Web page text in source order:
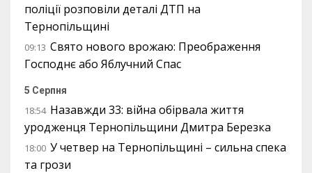
поліції розповіли деталі ДТП на
Тернопільщині
09:13 Свято нового врожаю: Преображення
Господнє або Яблучний Спас
5 Серпня
18:54 Назавжди 33: війна обірвала життя
уродженця Тернопільщини Дмитра Березка
18:00 У четвер на Тернопільщині – сильна спека
та грози